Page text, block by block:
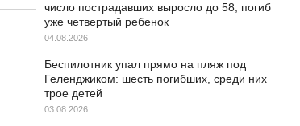
число пострадавших выросло до 58, погиб
уже четвертый ребенок
04.08.2026
Беспилотник упал прямо на пляж под
Геленджиком: шесть погибших, среди них
трое детей
03.08.2026